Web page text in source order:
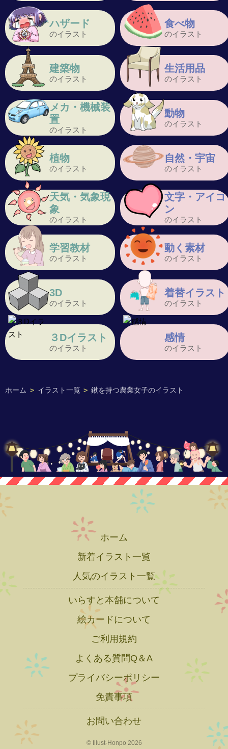
ホーム > イラスト一覧 > 鍬を持つ農業女子のイラスト
ハザード
のイラスト
食べ物
のイラスト
建築物
のイラスト
生活用品
のイラスト
メカ・機械装
置
のイラスト
動物
のイラスト
植物
のイラスト
自然・宇宙
のイラスト
天気・気象現
象
のイラスト
文字・アイコ
ン
のイラスト
学習教材
のイラスト
動く素材
のイラスト
3D
のイラスト
着替イラスト
のイラスト
３Dイラスト
のイラスト
感情
のイラスト
ホーム
新着イラスト一覧
人気のイラスト一覧
いらすと本舗について
絵カードについて
ご利用規約
よくある質問Q＆A
プライバシーポリシー
免責事項
お問い合わせ
© Illust-Honpo 2026